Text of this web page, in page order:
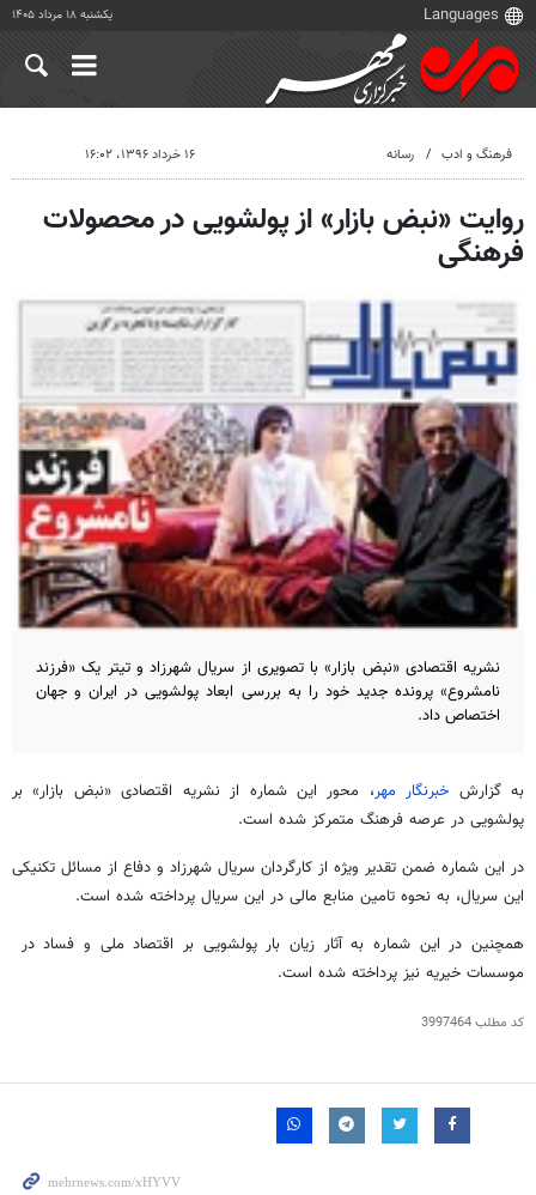
یکشنبه ۱۸ مرداد ۱۴۰۵
فرهنگ و ادب رسانه ۱۶ خرداد ۱۳۹۶، ۱۶:۰۲
روایت «نبض بازار» از پولشویی در محصولات
فرهنگی
نشریه اقتصادی «نبض بازار» با تصویری از سریال شهرزاد و تیتر یک «فرزند
نامشروع» پرونده جدید خود را به بررسی ابعاد پولشویی در ایران و جهان
اختصاص داد.
به گزارش خبرنگار مهر، محور این شماره از نشریه اقتصادی «نبض بازار» بر
پولشویی در عرصه فرهنگ متمرکز شده است.
در این شماره ضمن تقدیر ویژه از کارگردان سریال شهرزاد و دفاع از مسائل تکنیکی
این سریال، به نحوه تامین منابع مالی در این سریال پرداخته شده است.
همچنین در این شماره به آثار زیان بار پولشویی بر اقتصاد ملی و فساد در
موسسات خیریه نیز پرداخته شده است.
کد مطلب3997464